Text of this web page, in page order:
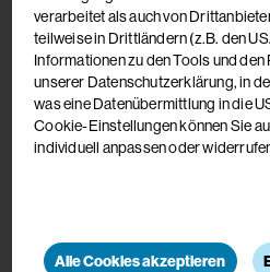
verarbeitet als auch von
teilweise in Drittländern (z.B. den
Informationen zu den Tools und den
unserer Datenschutzerklärung, in
was eine Datenübermittlung in die
Cookie-Einstellungen können Sie
individuell anpassen oder
Alle Cookies akzeptieren